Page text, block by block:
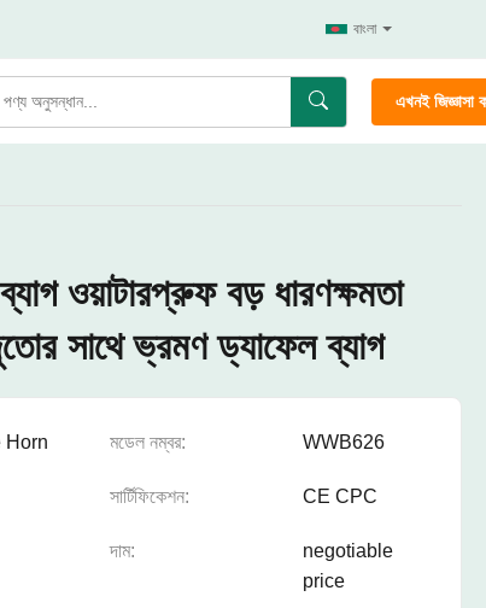
বাংলা
এখনই জিজ্ঞাসা
ওয়াটারপ্রুফ বড় ধারণক্ষমতা
সাথে ভ্রমণ ড্যাফেল ব্যাগ
Horn মডেল নম্বর: WWB626
সার্টিফিকেশন: CE CPC
দাম:
negotiable
price